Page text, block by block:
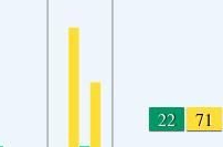
22 71